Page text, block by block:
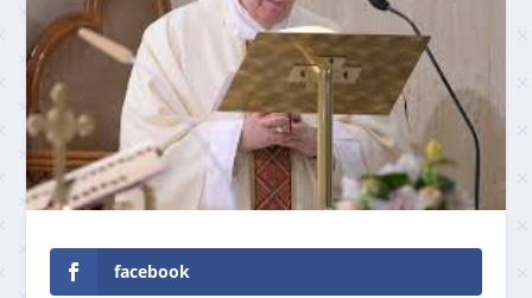
facebook